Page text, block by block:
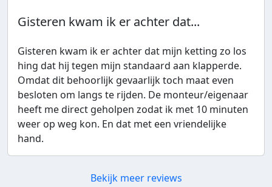
Gisteren kwam ik er achter dat...
Gisteren kwam ik er achter dat mijn ketting zo los
hing dat hij tegen mijn standaard aan klapperde.
Omdat dit behoorlijk gevaarlijk toch maat even
besloten om langs te rijden. De monteur/eigenaar
heeft me direct geholpen zodat ik met 10 minuten
weer op weg kon. En dat met een vriendelijke
hand.
Bekijk meer reviews